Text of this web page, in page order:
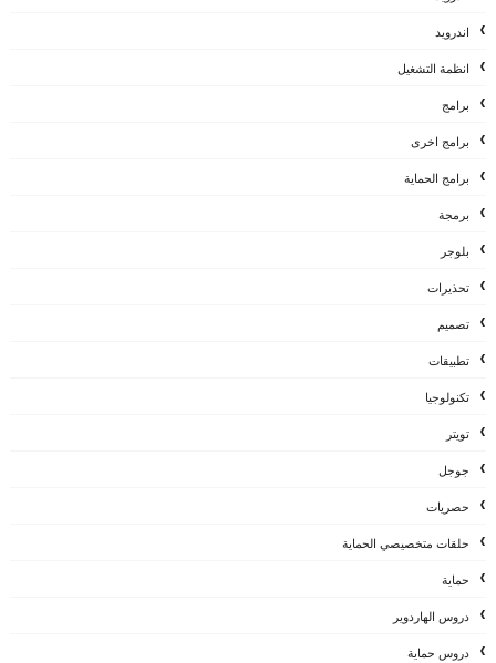
اندرويد
انظمة التشغيل
برامج
برامج اخرى
برامج الحماية
برمجة
بلوجر
تحذيرات
تصميم
تطبيقات
تكنولوجيا
تويتر
جوجل
حصريات
حلقات متخصيصي الحماية
حماية
دروس الهاردوير
دروس حماية